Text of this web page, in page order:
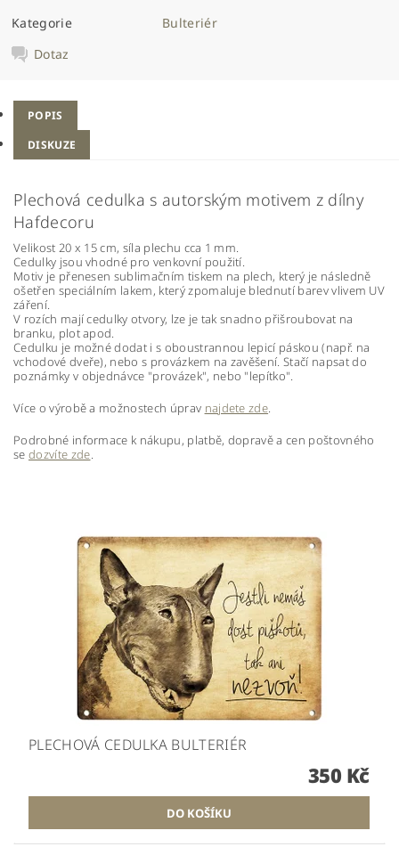
Kategorie
Bulteriér
Dotaz
POPIS
DISKUZE
Plechová cedulka s autorským motivem z dílny
Hafdecoru
Velikost 20 x 15 cm, síla plechu cca 1 mm.
Cedulky jsou vhodné pro venkovní použití.
Motiv je přenesen sublimačním tiskem na plech, který je následně
ošetřen speciálním lakem, který zpomaluje blednutí barev vlivem UV
záření.
V rozích mají cedulky otvory, lze je tak snadno přišroubovat na
branku, plot apod.
Cedulku je možné dodat i s oboustrannou lepicí páskou (např. na
vchodové dveře), nebo s provázkem na zavěšení. Stačí napsat do
poznámky v objednávce "provázek", nebo "lepítko".
Více o výrobě a možnostech úprav najdete zde.
Podrobné informace k nákupu, platbě, dopravě a cen poštovného
se dozvíte zde.
PLECHOVÁ CEDULKA BULTERIÉR
350 Kč